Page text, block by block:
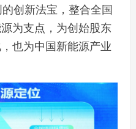
创新法宝，整合全国
为支点，为创始股东
也为中国新能源产业